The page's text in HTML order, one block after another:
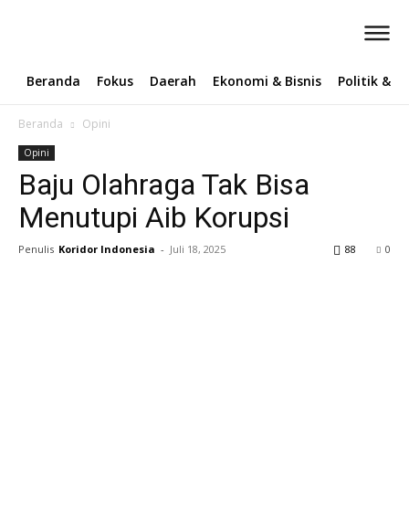
Beranda Fokus Daerah Ekonomi & Bisnis Politik &
Beranda Opini
Opini
Baju Olahraga Tak Bisa
Menutupi Aib Korupsi
Penulis Koridor Indonesia - Juli 18, 2025 0
88